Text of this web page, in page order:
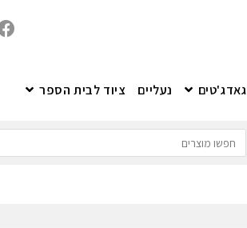
גאדג'טים נעליים ציוד לבית הספר